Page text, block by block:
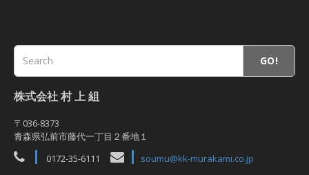
GO!
株式会社 村 上 組
〒036-8373
青森県弘前市藤代一丁目２番地１
0172-35-6111
soumu@kk-murakami.co.jp